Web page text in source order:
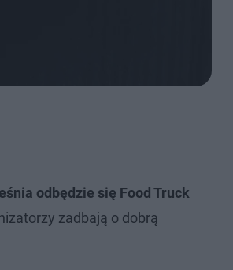
odbędzie się Food Truck
zadbają o dobrą